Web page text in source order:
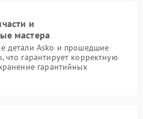
и
мастера
детали Asko и прошедшие
что гарантирует корректную
гарантийных